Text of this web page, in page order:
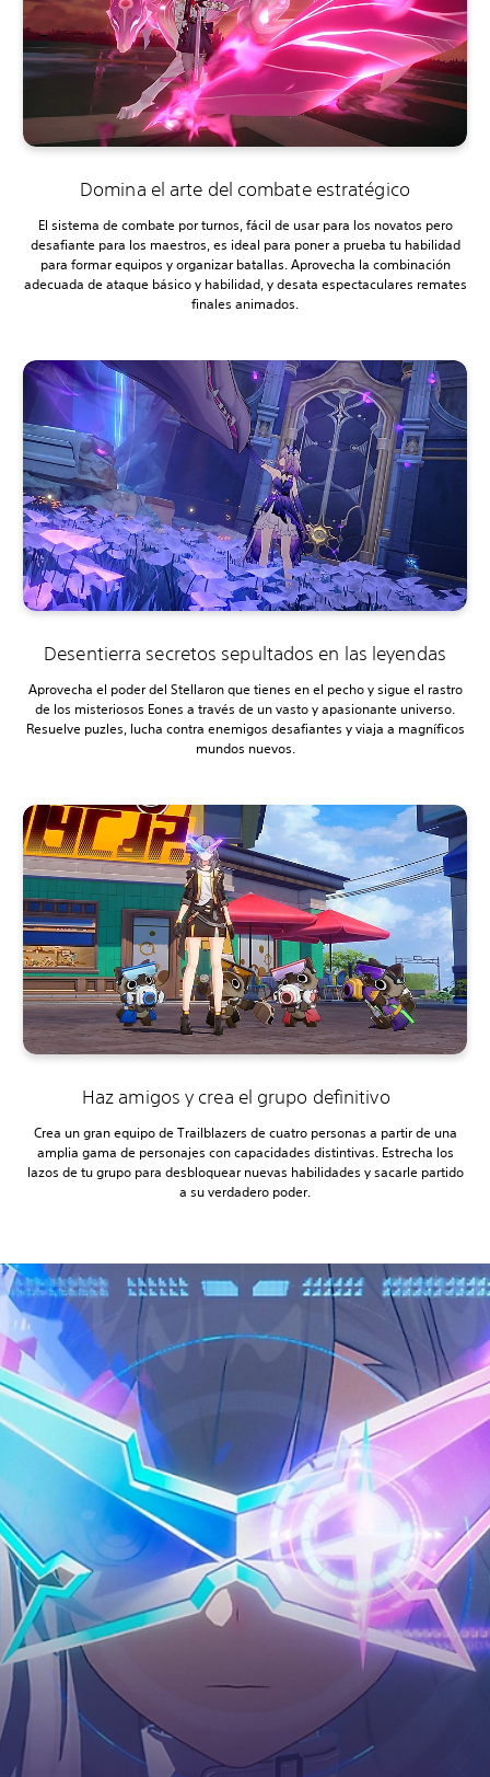
Domina el arte del combate estratégico
El sistema de combate por turnos, fácil de usar para los novatos pero
desafiante para los maestros, es ideal para poner a prueba tu habilidad
para formar equipos y organizar batallas. Aprovecha la combinación
adecuada de ataque básico y habilidad, y desata espectaculares remates
finales animados.
Desentierra secretos sepultados en las leyendas
Aprovecha el poder del Stellaron que tienes en el pecho y sigue el rastro
de los misteriosos Eones a través de un vasto y apasionante universo.
Resuelve puzles, lucha contra enemigos desafiantes y viaja a magníficos
mundos nuevos.
Haz amigos y crea el grupo definitivo
Crea un gran equipo de Trailblazers de cuatro personas a partir de una
amplia gama de personajes con capacidades distintivas. Estrecha los
lazos de tu grupo para desbloquear nuevas habilidades y sacarle partido
a su verdadero poder.